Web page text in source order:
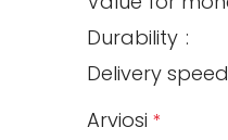
Durability
Delivery speed
Arviosi *